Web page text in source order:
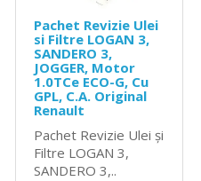
Pachet Revizie Ulei
si Filtre LOGAN 3,
SANDERO 3,
JOGGER, Motor
1.0TCe ECO-G, Cu
GPL, C.A. Original
Renault
Pachet Revizie Ulei și
Filtre LOGAN 3,
SANDERO 3,..